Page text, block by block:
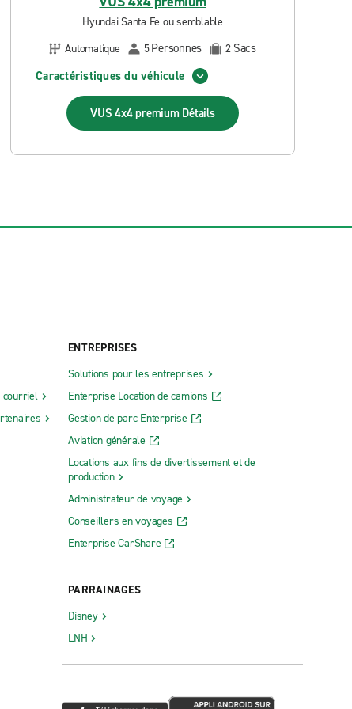
Hyundai Santa Fe ou semblable
Automatique
5Personnes 2 Sacs
Caractéristiques du véhicule
VUS 4x4 premium Détails
courriel
ENTREPRISES
Solutions pour les entreprises
Enterprise Location de camions
Gestion de parc Enterprise
Aviation générale
Locations aux fins de divertissement et de
production
Administrateur de voyage
Conseillers en voyages
Enterprise CarShare
PARRAINAGES
Disney
LNH